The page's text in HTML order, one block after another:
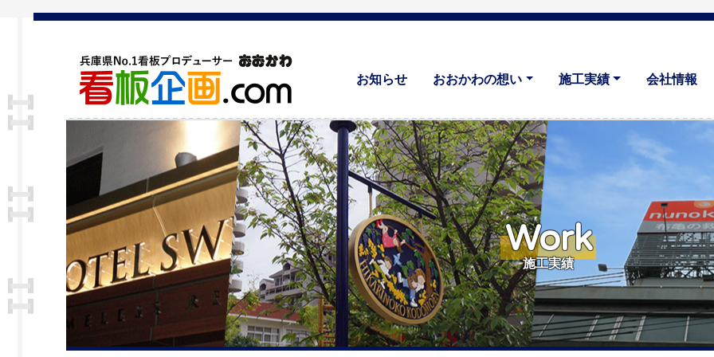
お知らせ おおかわの想い 施工実績 会社情報
Work
施工実績